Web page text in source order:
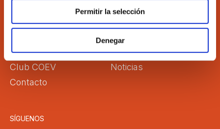
Permitir la selección
Denegar
Directorio
Aula Virtual
Formación
Empleo
Correo Web
Transparencia
Club COEV
Noticias
Contacto
SÍGUENOS